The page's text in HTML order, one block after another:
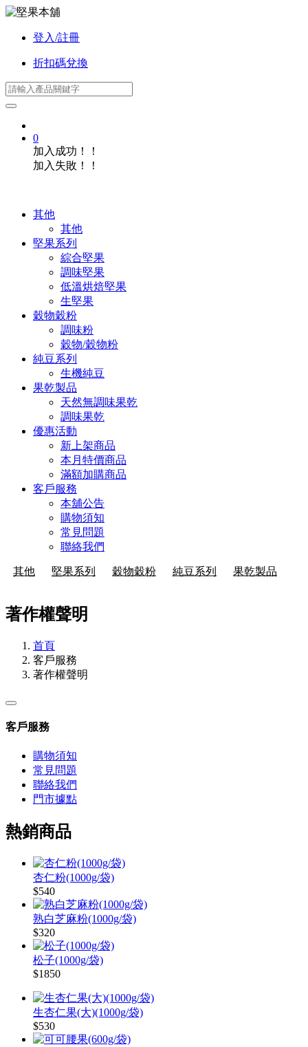
登入/註冊
折扣碼兌換
0
加入成功！！
加入失敗！！
其他
其他
堅果系列
綜合堅果
調味堅果
低溫烘焙堅果
生堅果
穀物穀粉
調味粉
穀物/穀物粉
純豆系列
生機純豆
果乾製品
天然無調味果乾
調味果乾
優惠活動
新上架商品
本月特價商品
滿額加購商品
客戶服務
本舖公告
購物須知
常見問題
聯絡我們
其他 堅果系列 穀物穀粉 純豆系列 果乾製品
著作權聲明
首頁
客戶服務
著作權聲明
客戶服務
購物須知
常見問題
聯絡我們
門市據點
熱銷商品
杏仁粉(1000g/袋)
$540
熟白芝麻粉(1000g/袋)
$320
松子(1000g/袋)
$1850
生杏仁果(大)(1000g/袋)
$530